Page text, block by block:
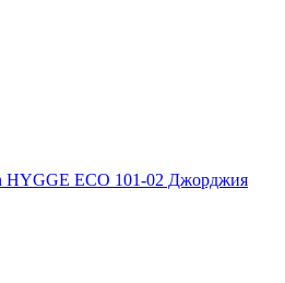
HYGGE ECO 101-02 Джорджия